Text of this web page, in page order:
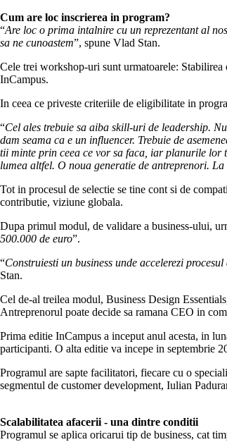
Cum are loc inscrierea in program?
“Are loc o prima intalnire cu un reprezentant al
sa ne cunoastem”, spune Vlad Stan.
Cele trei workshop-uri sunt urmatoarele:
InCampus.
In ceea ce priveste criteriile de eligibilitate in
“Cel ales trebuie sa aiba skill-uri de leadership.
dam seama ca e un influencer. Trebuie de
tii minte prin ceea ce vor sa faca, iar planurile lor
lumea altfel. O noua generatie de antreprenori.
Tot in procesul de selectie se tine cont si de
contributie, viziune globala.
Dupa primul modul, de validare a business-ului,
500.000 de euro”.
“Construiesti un business unde accelerezi
Stan.
Cel de-al treilea modul, Business Design
Antreprenorul poate decide sa ramana CEO in
Prima editie InCampus a inceput anul acesta, in
participanti. O alta editie va incepe in septembrie
Programul are sapte facilitatori, fiecare cu o
segmentul de customer development, Iulian
Scalabilitatea afacerii - una dintre conditii
Programul se aplica oricarui tip de business, cat